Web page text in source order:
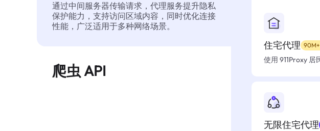
通过中间服务器传输请求，代理服务提升隐私
保护能力，支持访问区域内容，同时优化连接
性能，广泛适用于多种网络场景。
爬虫 API
住宅代理
使用 911Proxy 居
无限住宅代理